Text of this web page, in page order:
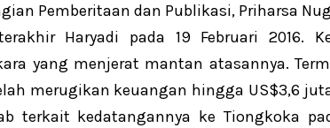
Pemberitaan dan Publikasi, Priharsa
Haryadi pada 19 Februari 2016.
yang menjerat mantan atasannya.
merugikan keuangan hingga US$3,6
terkait kedatangannya ke Tiongkoka